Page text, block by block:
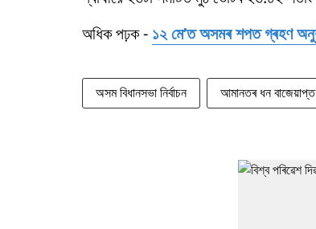
অধিক পঢ়ক - ১২ মে’ত অসমৰ শপত গ্ৰহণ
অসম বিধানসভা নিৰ্বাচন আমানতৰ ধন বাজেয়াপ্ত